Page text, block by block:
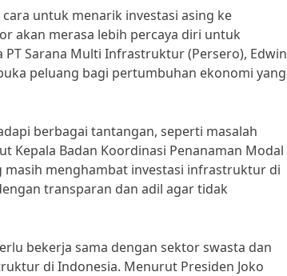
untuk menarik investasi asing ke
akan merasa lebih percaya diri untuk
Sarana Multi Infrastruktur (Persero), Edwin
peluang bagi pertumbuhan ekonomi yang
berbagai tantangan, seperti masalah
Kepala Badan Koordinasi Penanaman Modal
masih menghambat investasi infrastruktur di
transparan dan adil agar tidak
bekerja sama dengan sektor swasta dan
di Indonesia. Menurut Presiden Joko